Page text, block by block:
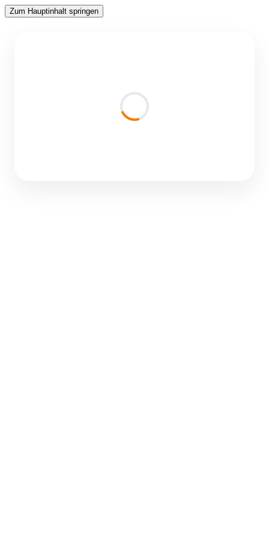
Zum Hauptinhalt springen